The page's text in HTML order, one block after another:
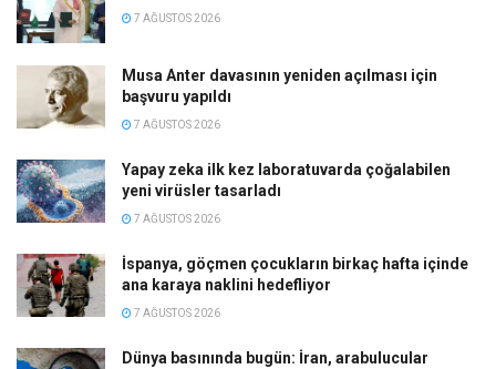
7 AĞUSTOS 2026
Musa Anter davasının yeniden açılması için
başvuru yapıldı
7 AĞUSTOS 2026
Yapay zeka ilk kez laboratuvarda çoğalabilen
yeni virüsler tasarladı
7 AĞUSTOS 2026
İspanya, göçmen çocukların birkaç hafta içinde
ana karaya naklini hedefliyor
7 AĞUSTOS 2026
Dünya basınında bugün: İran, arabulucular